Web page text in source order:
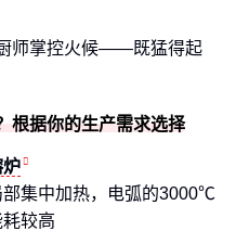
师掌控火候——既猛得起
根据你的生产需求选择
炉
集中加热，电弧的3000℃
较高